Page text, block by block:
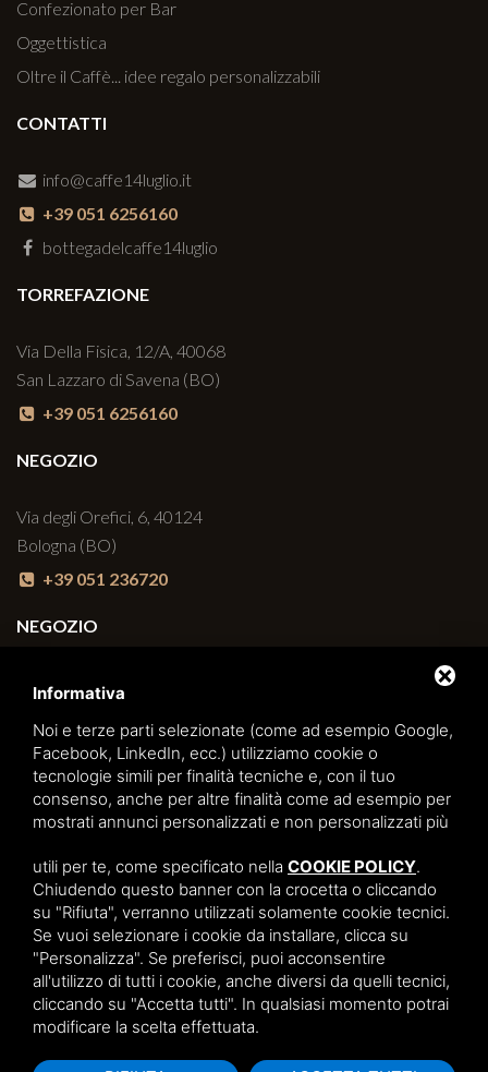
Confezionato per Bar
Oggettistica
Oltre il Caffè... idee regalo personalizzabili
CONTATTI
info@caffe14luglio.it
+39 051 6256160
bottegadelcaffe14luglio
TORREFAZIONE
Via Della Fisica, 12/A, 40068
San Lazzaro di Savena (BO)
+39 051 6256160
NEGOZIO
Via degli Orefici, 6, 40124
Bologna (BO)
+39 051 236720
NEGOZIO
Via Arno, 22, 40139
+39 051 6270498
BAR
Bologna (BO)
+39 051 230427
Sitemap/Cookie Policy
Informativa
Noi e terze parti selezionate (come ad esempio Google,
Facebook, LinkedIn, ecc.) utilizziamo cookie o
tecnologie simili per finalità tecniche e, con il tuo
consenso, anche per altre finalità come ad esempio per
mostrati annunci personalizzati e non personalizzati più
utili per te, come specificato nella COOKIE POLICY.
Chiudendo questo banner con la crocetta o cliccando
su "Rifiuta", verranno utilizzati solamente cookie tecnici.
Se vuoi selezionare i cookie da installare, clicca su
"Personalizza". Se preferisci, puoi acconsentire
all'utilizzo di tutti i cookie, anche diversi da quelli tecnici,
cliccando su "Accetta tutti". In qualsiasi momento potrai
modificare la scelta effettuata.